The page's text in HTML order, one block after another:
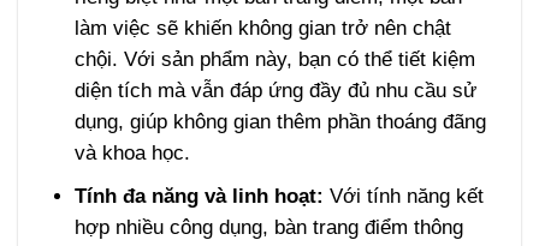
làm việc sẽ khiến không gian trở nên chật
chội. Với sản phẩm này, bạn có thể tiết kiệm
diện tích mà vẫn đáp ứng đầy đủ nhu cầu sử
dụng, giúp không gian thêm phần thoáng đãng
và khoa học.
Tính đa năng và linh hoạt:Với tính năng kết
hợp nhiều công dụng, bàn trang điểm thông